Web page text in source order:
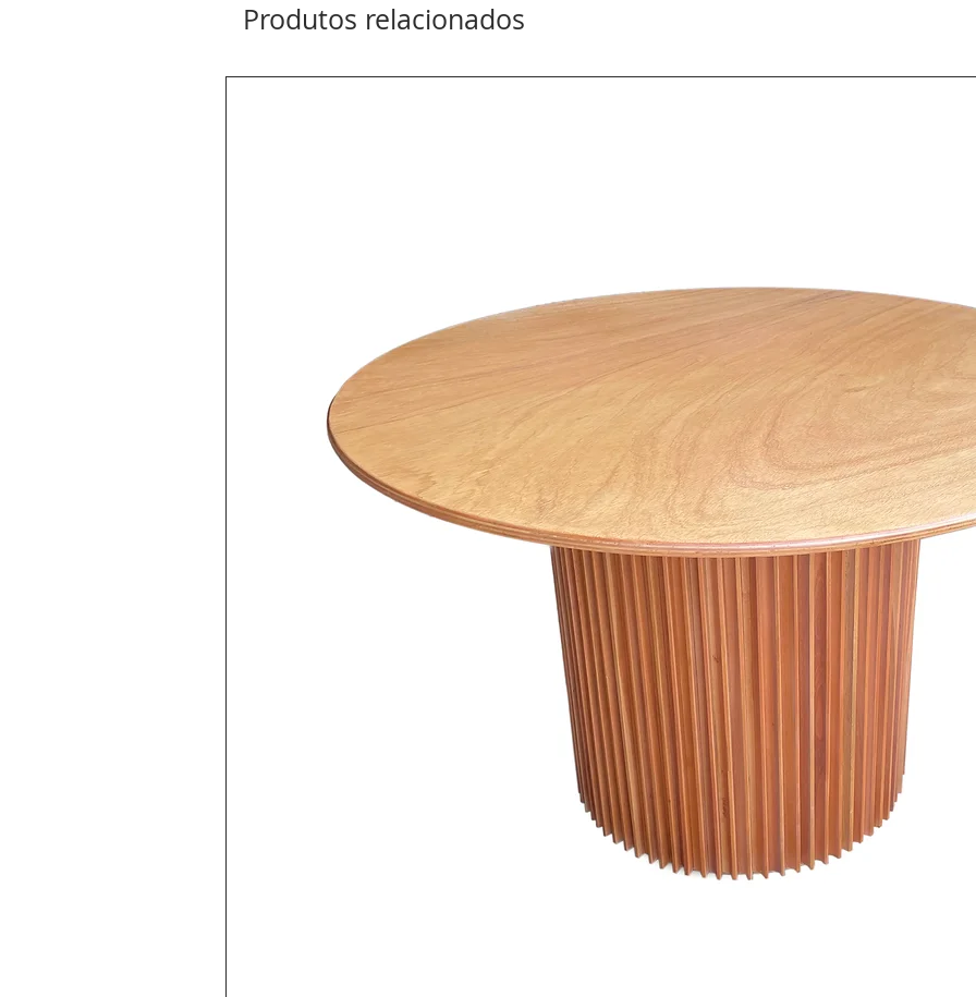
Produtos relacionados